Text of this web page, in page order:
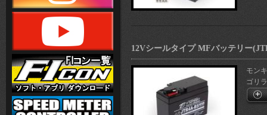
12Vシールタイプ MFバッテリー
モン
ゴリ